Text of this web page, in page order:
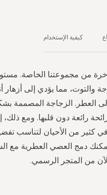
من مجموعتنا الخاصة.
والتوت، مما يؤدي إلى أزهار
العطر. الزجاجة المصممة
رائعة دون قلبها. ومع ذلك،
كثير من الأحيان لتناسب
أنيقة ومميزة لمدة تصل إلى 5 أشهر، يمكنك دمج العصي
من المتجر الرسمي.
كيفية الإستخدام